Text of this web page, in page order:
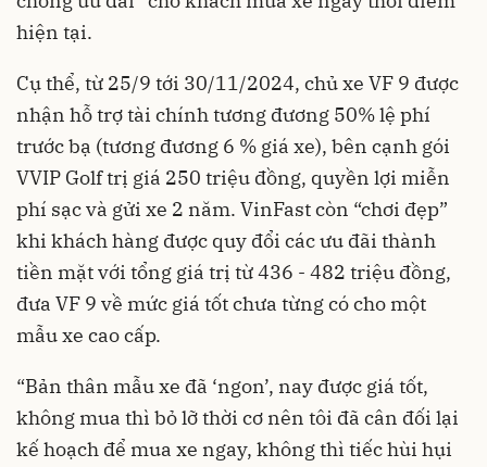
hiện tại.
Cụ thể, từ 25/9 tới 30/11/2024, chủ xe VF 9 được
nhận hỗ trợ tài chính tương đương 50% lệ phí
trước bạ (tương đương 6 % giá xe), bên cạnh gói
VVIP Golf trị giá 250 triệu đồng, quyền lợi miễn
phí sạc và gửi xe 2 năm. VinFast còn “chơi đẹp”
khi khách hàng được quy đổi các ưu đãi thành
tiền mặt với tổng giá trị từ 436 - 482 triệu đồng,
đưa VF 9 về mức giá tốt chưa từng có cho một
mẫu xe cao cấp.
“Bản thân mẫu xe đã ‘ngon’, nay được giá tốt,
không mua thì bỏ lỡ thời cơ nên tôi đã cân đối lại
kế hoạch để mua xe ngay, không thì tiếc hùi hụi